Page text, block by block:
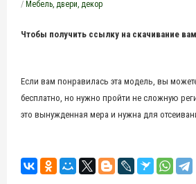
/ Мебель, двери, декор
Чтобы получить ссылку на скачивание
Если вам понравилась эта модель, вы
бесплатно, но нужно пройти не сложную
это вынужденная мера и нужна для